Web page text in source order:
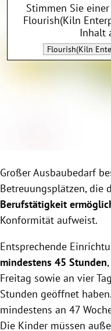
Stimmen Sie
Flourish(Kiln
Inhalt
Flourish(Kiln
Großer Ausbaubedarf
Betreuungsplätzen, die
Berufstätigkeit
Konformität aufweist.
Entsprechende
mindestens 45 Stunden
Freitag sowie an vier
Stunden geöffnet
mindestens an 47
Die Kinder müssen